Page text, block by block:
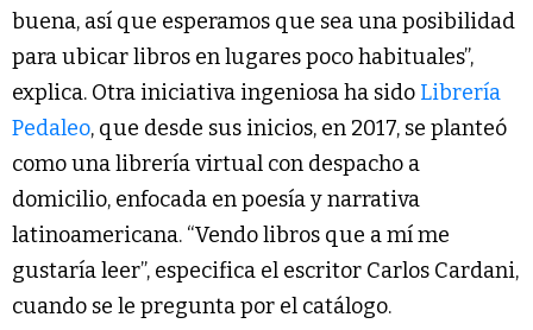
buena, así que esperamos que sea una posibilidad
para ubicar libros en lugares poco habituales”,
explica. Otra iniciativa ingeniosa ha sido Librería
Pedaleo, que desde sus inicios, en 2017, se planteó
como una librería virtual con despacho a
domicilio, enfocada en poesía y narrativa
latinoamericana. “Vendo libros que a mí me
gustaría leer”, especifica el escritor Carlos Cardani,
cuando se le pregunta por el catálogo.